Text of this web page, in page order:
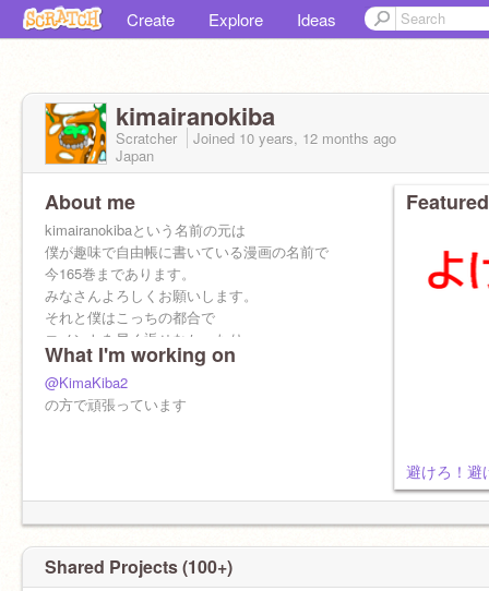
Create Explore Ideas
kimairanokiba
Scratcher Joined 10 years, 12 months ago
Japan
About me
kimairanokibaという名前の元は
僕が趣味で自由帳に書いている漫画の名前で
今165巻まであります。
みなさんよろしくお願いします。
それと僕はこっちの都合で
コメントを早く返せなかったり
何か月か休んだりするかもしれません。
ご了承ください。
僕の好きな食べ物は牛乳です。
What I'm working on
@KimaKiba2
の方で頑張っています
避けろ！避
Shared Projects (100+)